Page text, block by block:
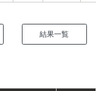
結果一覧